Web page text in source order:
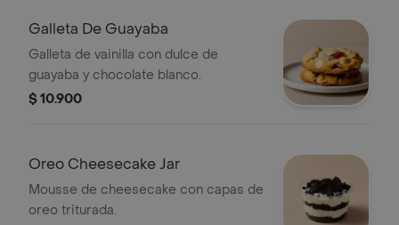
Galleta De Guayaba
Galleta de vainilla con dulce de
guayaba y chocolate blanco.
$ 10.900
Oreo Cheesecake Jar
Mousse de cheesecake con capas de
oreo triturada.